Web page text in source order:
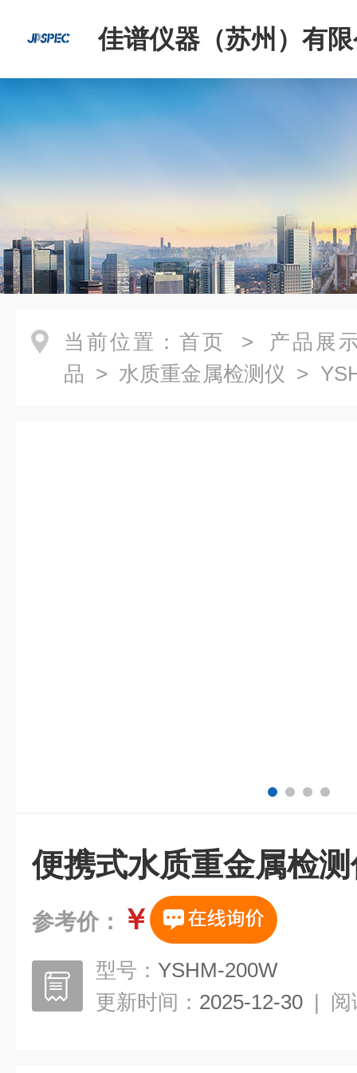
佳谱仪器（苏州）有
当前位置： 首页 > 产品展
品 > 水质重金属检测仪 >
便携式水质重金属检
参考价： ￥
型号： YSHM-200W
更新时间： 2025-12-30 | 阅